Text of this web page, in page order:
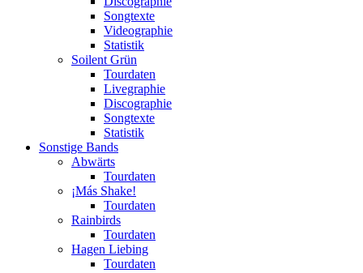
Songtexte
Videographie
Statistik
Soilent Grün
Tourdaten
Livegraphie
Discographie
Songtexte
Statistik
Sonstige Bands
Abwärts
Tourdaten
¡Más Shake!
Tourdaten
Rainbirds
Tourdaten
Hagen Liebing
Tourdaten